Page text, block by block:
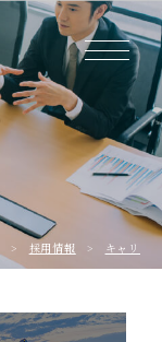
採用情報 キャリア